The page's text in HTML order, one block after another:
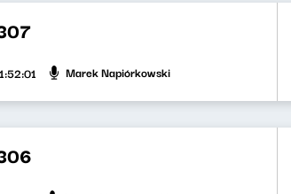
Marek Napiórkowski